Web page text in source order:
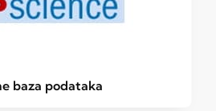
baza podataka